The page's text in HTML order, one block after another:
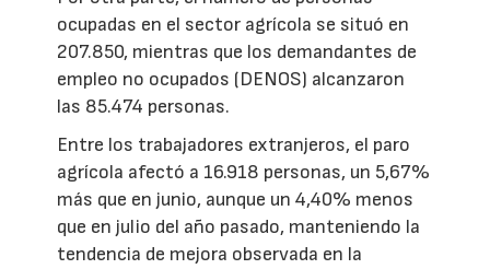
ocupadas en el sector agrícola se situó en
207.850, mientras que los demandantes de
empleo no ocupados (DENOS) alcanzaron
las 85.474 personas.
Entre los trabajadores extranjeros, el paro
agrícola afectó a 16.918 personas, un 5,67%
más que en junio, aunque un 4,40% menos
que en julio del año pasado, manteniendo la
tendencia de mejora observada en la